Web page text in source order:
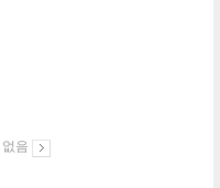
음